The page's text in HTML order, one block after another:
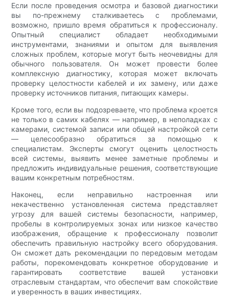
Если после проведения осмотра и базовой диагностики
вы по-прежнему сталкиваетесь с проблемами,
возможно, пришло время обратиться к профессионалу.
Опытный специалист обладает необходимыми
инструментами, знаниями и опытом для выявления
сложных проблем, которые могут быть неочевидны для
обычного пользователя. Он может провести более
комплексную диагностику, которая может включать
проверку целостности кабелей и их замену, или даже
проверку источников питания, питающих камеры.
Кроме того, если вы подозреваете, что проблема кроется
не только в самих кабелях — например, в неполадках с
камерами, системой записи или общей настройкой сети
— целесообразно обратиться за помощью к
специалистам. Эксперты смогут оценить целостность
всей системы, выявить менее заметные проблемы и
предложить индивидуальные решения, соответствующие
вашим конкретным потребностям.
Наконец, если неправильно настроенная или
некачественно установленная система представляет
угрозу для вашей системы безопасности, например,
пробелы в контролируемых зонах или низкое качество
изображения, обращение к профессионалу позволит
обеспечить правильную настройку всего оборудования.
Он сможет дать рекомендации по передовым методам
работы, порекомендовать конкретное оборудование и
гарантировать соответствие вашей установки
отраслевым стандартам, что обеспечит вам спокойствие
и уверенность в ваших инвестициях.